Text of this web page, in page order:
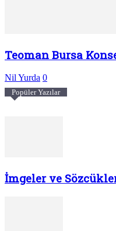
Teoman Bursa
Nil Yurda 0
Popüler Yazılar
İmgeler ve